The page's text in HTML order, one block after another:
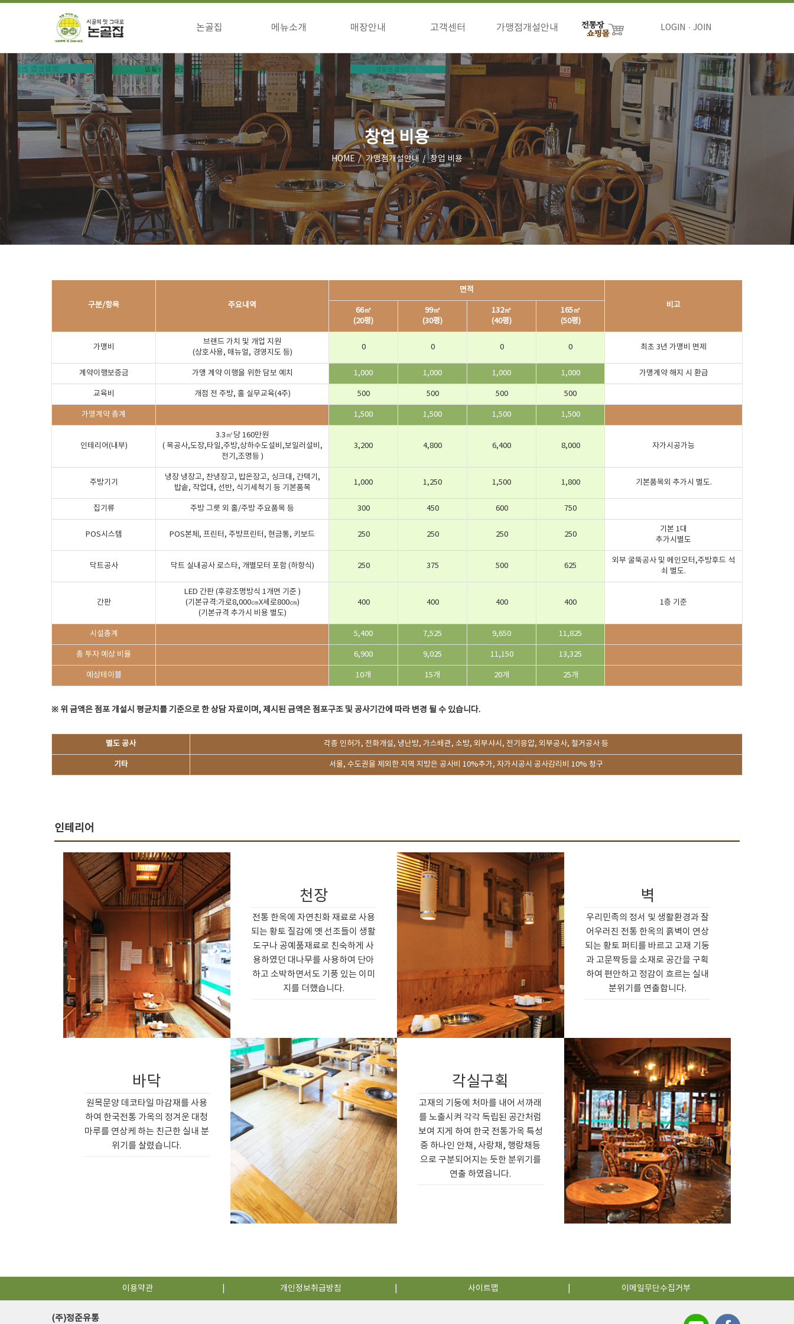
논골집
걸어온길
전통의맛 특징
향하는길
메뉴소개
구이류
식사류/기타
매장안내
매장안내
고객센터
공지사항
이벤트
고객의소리
점주님방
가맹점개설안내
상담하기
LOGIN JOIN
창업 비용
HOME 가맹점개설안내 창업 비용
구분/항목 주요내역
면적
비고
66㎡
(20평)
99㎡
(30평)
132㎡
(40평)
165㎡
(50평)
가맹비
브랜드 가치 및 개업 지원
(상호사용, 매뉴얼, 경영지도 등)
0 0 0 0 최초 3년 가맹비 면제
계약이행보증금 가맹 계약 이행을 위한 담보 예치 1,000 1,000 1,000 1,000 가맹계약 해지 시 환급
교육비 개점 전 주방, 홀 실무교육(4주) 500 500 500 500
가맹계약 총계 1,500 1,500 1,500 1,500
인테리어(내부)
3.3㎡당 160만원
( 목공사,도장,타일,주방,상하수도설비,보일러설비,
전기,조명등 )
3,200 4,800 6,400 8,000 자가시공가능
주방기기
냉장 냉장고, 찬냉장고, 밥온장고, 싱크대, 간텍기,
밥솥, 작업대, 선반, 식기세척기 등 기본품목
1,000 1,250 1,500 1,800 기본품목외 추가시 별도.
집기류 주방 그릇 외 홀/주방 주요품목 등 300 450 600 750
POS시스템 POS본체, 프린터, 주방프린터, 현금통, 키보드 250 250 250 250
기본 1대
추가시별도
닥트공사 닥트 실내공사 로스타, 개별모터 포함 (하향식) 250 375 500 625
외부 굴뚝공사 및 메인모터,주방후드 석
쇠 별도.
간판
LED 간판 (후광조명방식 1개면 기준 )
(기본규격:가로8,000㎝X세로800㎝)
(기본규격 추가시 비용 별도)
400 400 400 400 1층 기준
시설총계 5,400 7,525 9,650 11,825
총 투자 예상 비율 6,900 9,025 11,150 13,325
예상테이블 10개 15개 20개 25개
※ 위 금액은 점포 개설시 평균치를 기준으로 한 상담 자료이며, 제시된 금액은 점포구조 및 공사기간에 따라 변경 될 수 있습니다.
별도 공사 각종 인허가, 전화개설, 냉난방, 가스배관, 소방, 외부샤시, 전기응압, 외부공사, 철거공사 등
기타 서울, 수도권을 제외한 지역 지방은 공사비 10%추가, 자가시공시 공사감리비 10% 청구
인테리어
천장
전통 한옥에 자연친화 재료로 사용
되는 황토 질감에 옛 선조들이 생활
도구나 공예품재료로 친숙하게 사
용하였던 대나무를 사용하여 단아
하고 소박하면서도 기풍 있는 이미
지를 더했습니다.
벽
우리민족의 정서 및 생활환경과 잘
어우러진 전통 한옥의 흙벽이 연상
되는 황토 퍼티를 바르고 고재 기둥
과 고문짝등을 소재로 공간을 구획
하여 편안하고 정감이 흐르는 실내
분위기를 연출합니다.
바닥
원목문양 데코타일 마감재를 사용
하여 한국전통 가옥의 정겨운 대청
마루를 연상케 하는 친근한 실내 분
위기를 살렸습니다.
각실구획
고재의 기둥에 처마를 내어 서까래
를 노출시켜 각각 독립된 공간처럼
보여 지게 하여 한국 전통가옥 특성
중 하나인 안채, 사랑채, 행랑채등
으로 구분되어지는 듯한 분위기를
연출 하였읍니다.
이용약관 개인정보취급방침 사이트맵 이메일무단수집거부
(주)정준유통